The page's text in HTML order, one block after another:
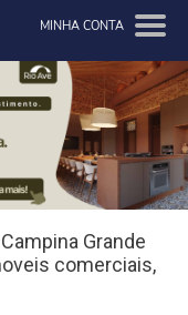
MINHA CONTA
Grande
comerciais,